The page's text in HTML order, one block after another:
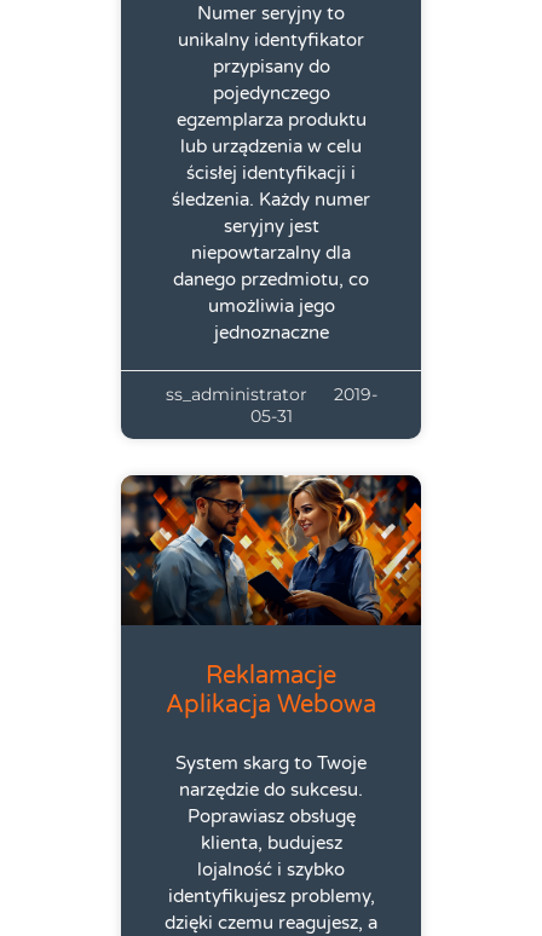
Numer seryjny to
unikalny identyfikator
przypisany do
pojedynczego
egzemplarza produktu
lub urządzenia w celu
ścisłej identyfikacji i
śledzenia. Każdy numer
seryjny jest
niepowtarzalny dla
danego przedmiotu, co
umożliwia jego
jednoznaczne
ss_administrator
2019-
05-31
Reklamacje
Aplikacja Webowa
System skarg to Twoje
narzędzie do sukcesu.
Poprawiasz obsługę
klienta, budujesz
lojalność i szybko
identyfikujesz problemy,
dzięki czemu reagujesz, a